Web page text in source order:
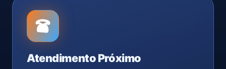
Atendimento Próximo